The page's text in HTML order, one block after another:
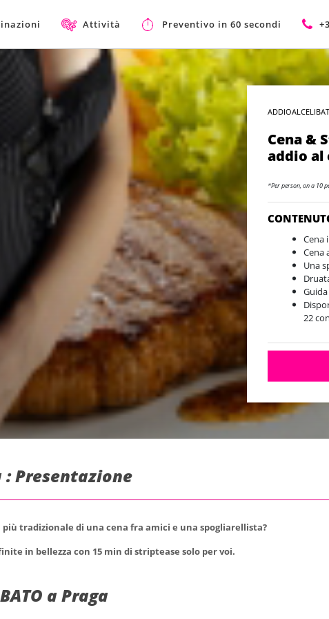
Attività Preventivo in 60 secondi
Cena &
addio al
*Per person, on a 10
Cena
Cena
Una
22
: Presentazione
più tradizionale di una cena fra amici e una spogliarellista?
in bellezza con 15 min di striptease solo per voi.
a Praga